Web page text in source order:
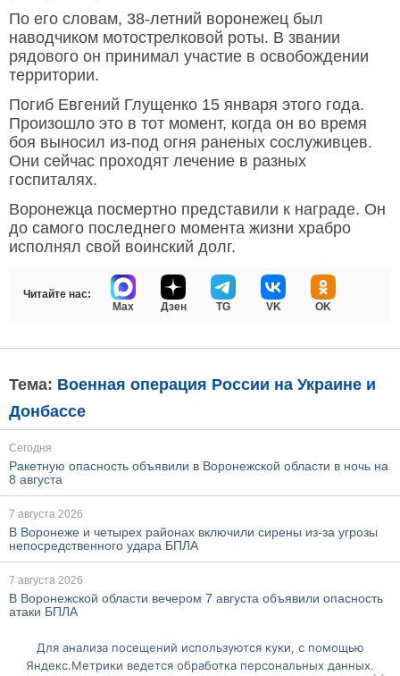
По его словам, 38-летний воронежец был
наводчиком мотострелковой роты. В звании
рядового он принимал участие в освобождении
территории.
Погиб Евгений Глущенко 15 января этого года.
Произошло это в тот момент, когда он во время
боя выносил из-под огня раненых сослуживцев.
Они сейчас проходят лечение в разных
госпиталях.
Воронежца посмертно представили к награде. Он
до самого последнего момента жизни храбро
исполнял свой воинский долг.
Читайте нас:
Max
Дзен TG VK OK
Тема: Военная операция России на Украине и
Донбассе
Сегодня
Ракетную опасность объявили в Воронежской области в ночь на
8 августа
7 августа 2026
В Воронеже и четырех районах включили сирены из-за угрозы
непосредственного удара БПЛА
7 августа 2026
В Воронежской области вечером 7 августа объявили опасность
атаки БПЛА
Ещё по этой теме
Для анализа посещений используются куки, с помощью
Яндекс.Метрики ведется обработка персональных данных.